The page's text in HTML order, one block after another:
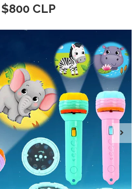
$800 CLP